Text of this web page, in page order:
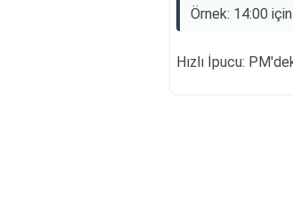
Örnek: 14:00
Hızlı İpucu: